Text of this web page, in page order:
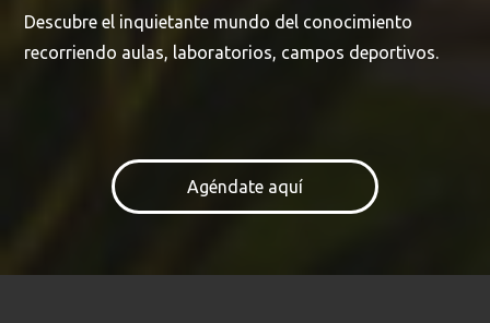
Descubre el inquietante mundo del conocimiento
recorriendo aulas, laboratorios, campos deportivos.
Agéndate aquí